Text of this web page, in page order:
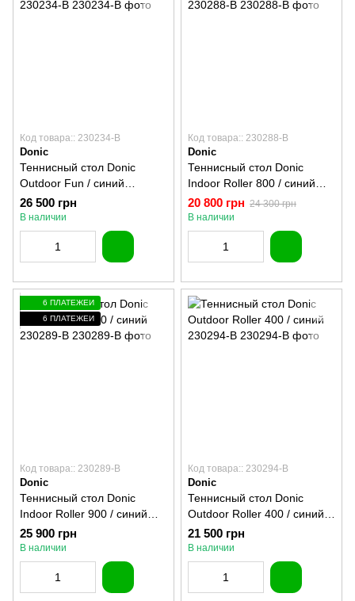
Код товара:: 230234-B
Donic
Теннисный стол Donic
Outdoor Fun / синий
230234-B
26 500 грн
В наличии
Код товара:: 230288-B
Donic
Теннисный стол Donic
Indoor Roller 800 / синий
230288-B
20 800 грн 24 300 грн
В наличии
6 ПЛАТЕЖЕЙ
6 ПЛАТЕЖЕЙ
Код товара:: 230289-B
Donic
Теннисный стол Donic
Indoor Roller 900 / синий
230289-B
25 900 грн
В наличии
Код товара:: 230294-B
Donic
Теннисный стол Donic
Outdoor Roller 400 / синий
230294-B
21 500 грн
В наличии